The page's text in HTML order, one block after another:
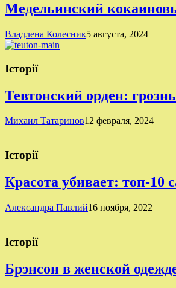
Медельинский
Владлена Колесник5 августа, 2024
Історії
Тевтонский орден:
Михаил Татаринов12 февраля, 2024
Історії
Красота убивает: топ-
Александра Павлий16 ноября, 2022
Історії
Брэнсон в женской